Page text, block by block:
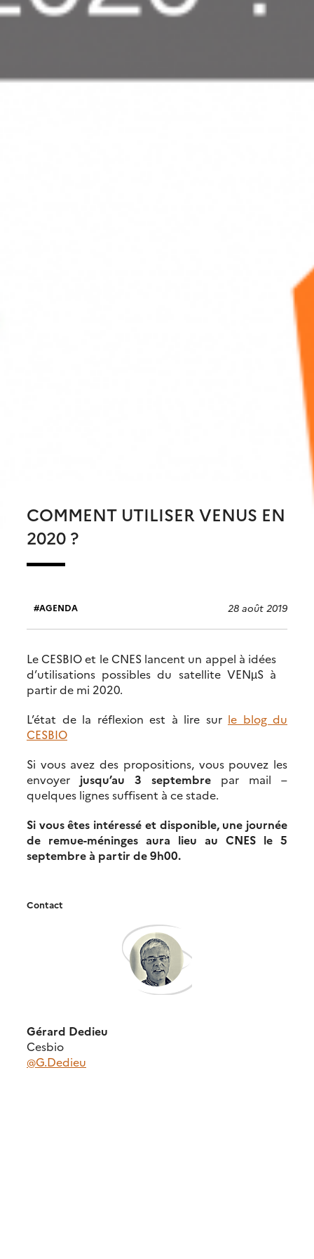
COMMENT UTILISER VENUS EN
2020 ?
AGENDA 28 août 2019
Le CESBIO et le CNES lancent un appel à idées
d’utilisations possibles du satellite VENµS à
partir de mi 2020.
L’état de la réflexion est à lire sur le blog du
CESBIO
Si vous avez des propositions, vous pouvez les
envoyer jusqu’au 3 septembre par mail –
quelques lignes suffisent à ce stade.
Si vous êtes intéressé et disponible, une journée
de remue-méninges aura lieu au CNES le 5
septembre à partir de 9h00.
Contact
Gérard Dedieu
Cesbio
@G.Dedieu